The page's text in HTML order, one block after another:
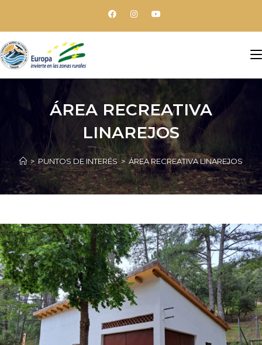
ÁREA RECREATIVA
LINAREJOS
> PUNTOS DE INTERÉS > ÁREA RECREATIVA LINAREJOS